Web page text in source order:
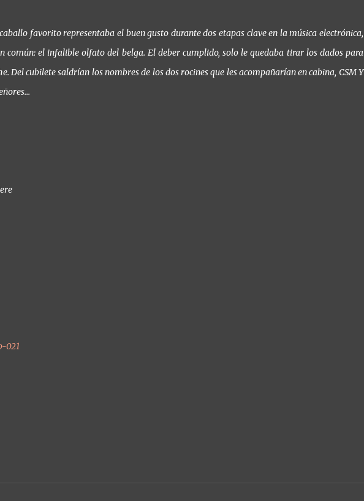
favorito representaba el buen gusto durante dos etapas clave en la música electrónica,
común: el infalible olfato del belga. El deber cumplido, solo le quedaba tirar los dados para
Del cubilete saldrían los nombres de los dos rocines que les acompañarían en cabina, CSM Y
021